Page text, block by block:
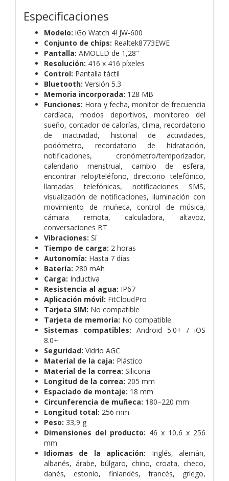
Especificaciones
Modelo: iGo Watch 4! JW-600
Conjunto de chips: Realtek8773EWE
Pantalla: AMOLED de 1,28"
Resolución: 416 x 416 píxeles
Control: Pantalla táctil
Bluetooth: Versión 5.3
Memoria incorporada: 128 MB
Funciones: Hora y fecha, monitor de frecuencia
cardíaca, modos deportivos, monitoreo del
sueño, contador de calorías, clima, recordatorio
de inactividad, historial de actividades,
podómetro, recordatorio de hidratación,
notificaciones, cronómetro/temporizador,
calendario menstrual, cambio de esfera,
encontrar reloj/teléfono, directorio telefónico,
llamadas telefónicas, notificaciones SMS,
visualización de notificaciones, iluminación con
movimiento de muñeca, control de música,
cámara remota, calculadora, altavoz,
conversaciones BT
Vibraciones: Sí
Tiempo de carga: 2 horas
Autonomía: Hasta 7 días
Batería: 280 mAh
Carga: Inductiva
Resistencia al agua: IP67
Aplicación móvil: FitCloudPro
Tarjeta SIM: No compatible
Tarjeta de memoria: No compatible
Sistemas compatibles: Android 5.0+ / iOS
8.0+
Seguridad: Vidrio AGC
Material de la caja: Plástico
Material de la correa: Silicona
Longitud de la correa: 205 mm
Espaciado de montaje: 18 mm
Circunferencia de muñeca: 180–220 mm
Longitud total: 256 mm
Peso: 33,9 g
Dimensiones del producto: 46 x 10,6 x 256
mm
Idiomas de la aplicación: Inglés, alemán,
albanés, árabe, búlgaro, chino, croata, checo,
danés, estonio, finlandés, francés, griego,